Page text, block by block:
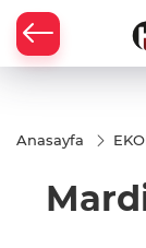
Anasayfa